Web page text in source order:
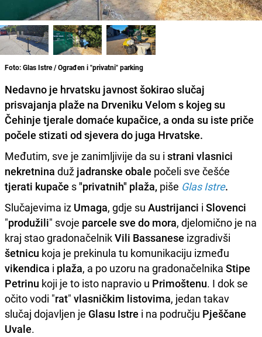
Foto: Glas Istre / Ograđen i "privatni" parking
Nedavno je hrvatsku javnostšokirao slučaj
prisvajanja plaže na Drveniku Velom s kojeg su
Čehinje tjerale domaće kupačice, a onda su iste priče
počele stizati od sjevera do juga Hrvatske.
Međutim, sve je zanimljivije da su i strani vlasnici
nekretnina duž jadranske obale počeli sve češće
tjerati kupače s"privatnih" plaža, piše Glas Istre.
Slučajevima iz Umaga, gdje su Austrijanci i Slovenci
"produžili" svoje parcele sve do mora, djelomično je na
kraj stao gradonačelnikVili Bassanese izgradivši
šetnicu koja je prekinula tu komunikaciju između
vikendica i plaža, a po uzoru na gradonačelnika Stipe
Petrinu koji je to isto napravio u Primoštenu. I dok se
očito vodi "rat" vlasničkim listovima, jedan takav
slučaj dojavljen je Glasu Istre i na području Pješčane
Uvale.